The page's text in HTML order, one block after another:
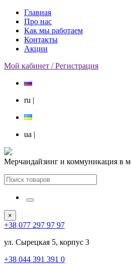
Главная
Про нас
Как мы работаем
Контакты
Акции
Мой кабинет / Регистрация
ru |
ua |
Мерчандайзинг и коммуникация в
×
+38 077 297 97 97
ул. Сырецкая 5, корпус 3
+38 044 391 391 0